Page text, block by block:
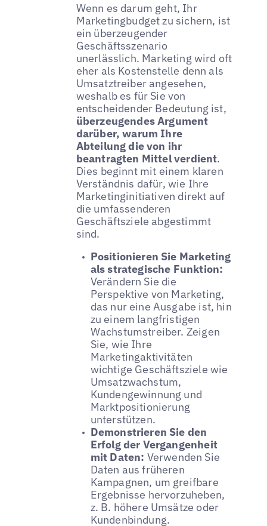
Wenn es darum geht, Ihr
Marketingbudget zu sichern, ist
ein überzeugender
Geschäftsszenario
unerlässlich. Marketing wird oft
eher als Kostenstelle denn als
Umsatztreiber angesehen,
weshalb es für Sie von
entscheidender Bedeutung ist,
überzeugendes Argument
darüber, warum Ihre
Abteilung die von ihr
beantragten Mittel verdient.
Dies beginnt mit einem klaren
Verständnis dafür, wie Ihre
Marketinginitiativen direkt auf
die umfassenderen
Geschäftsziele abgestimmt
sind.
Positionieren Sie Marketing
als strategische Funktion:
Verändern Sie die
Perspektive von Marketing,
das nur eine Ausgabe ist, hin
zu einem langfristigen
Wachstumstreiber. Zeigen
Sie, wie Ihre
Marketingaktivitäten
wichtige Geschäftsziele wie
Umsatzwachstum,
Kundengewinnung und
Marktpositionierung
unterstützen.
Demonstrieren Sie den
Erfolg der Vergangenheit
mit Daten: Verwenden Sie
Daten aus früheren
Kampagnen, um greifbare
Ergebnisse hervorzuheben,
z. B. höhere Umsätze oder
Kundenbindung.